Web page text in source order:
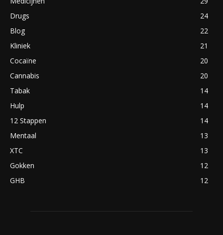
Drugs
24
Blog
22
Kliniek
21
Cocaïne
20
Cannabis
20
Tabak
14
Hulp
14
12 Stappen
14
Mentaal
13
XTC
13
Gokken
12
GHB
12